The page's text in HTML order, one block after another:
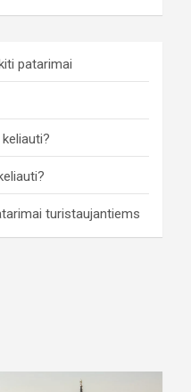
patarimai
turistaujantiems